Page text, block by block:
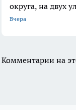
округа, на двух
Вчера
Комментарии на